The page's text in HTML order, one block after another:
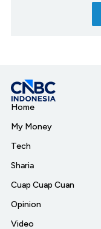
Home
My Money
Tech
Sharia
Cuap Cuap Cuan
Opinion
Video